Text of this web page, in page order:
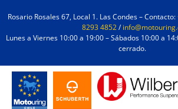
Rosario Rosales 67, Local 1. Las Condes – Contacto:
8293 4852/
Lunes a Viernes 10:00 a 19:00 – Sábados 10:00 a
cerrado.